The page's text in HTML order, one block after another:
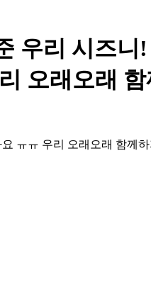
우리 시즈니
오래오래
ㅠㅠ 우리 오래오래 함께